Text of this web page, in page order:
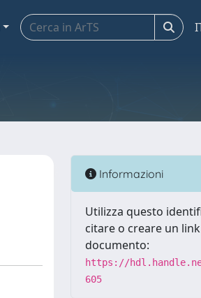
Informazioni
Utilizza questo
citare o creare un
documento:
https://
605